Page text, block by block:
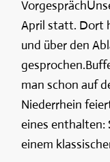
April statt. Dort
und über den
man schon auf
Niederrhein
eines enthalten:
einem